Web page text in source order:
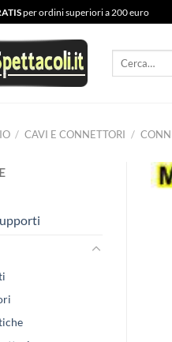
per ordini superiori a 200 euro
Cerca:
/ CAVI E CONNETTORI /